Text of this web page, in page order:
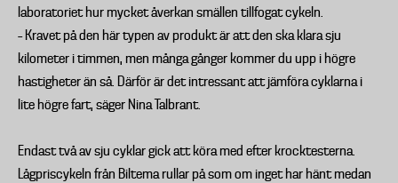
laboratoriet hur mycket åverkan smällen tillfogat cykeln.
– Kravet på den här typen av produkt är att den ska klara sju
kilometer i timmen, men många gånger kommer du upp i högre
hastigheter än så. Därför är det intressant att jämföra cyklarna i
lite högre fart, säger Nina Talbrant.
Endast två av sju cyklar gick att köra med efter krocktesterna.
Lågpriscykeln från Biltema rullar på som om inget har hänt medan